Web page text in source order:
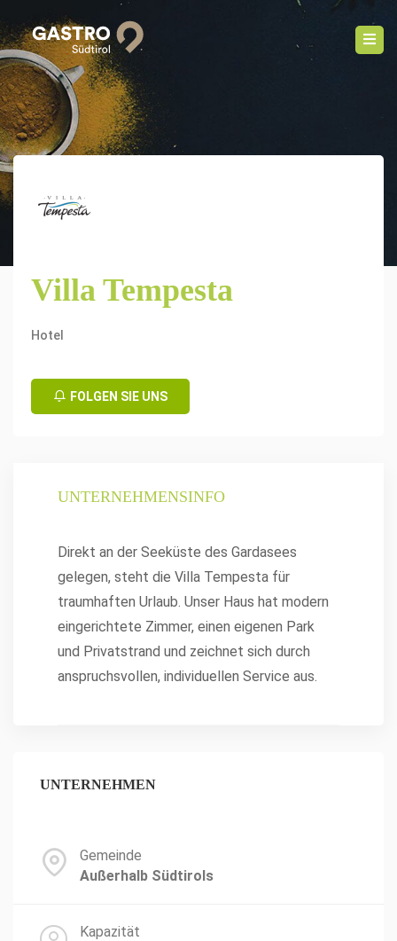
Villa Tempesta
Hotel
FOLGEN SIE UNS
UNTERNEHMENSINFO
Direkt an der Seeküste des Gardasees
gelegen, steht die Villa Tempesta für
traumhaften Urlaub. Unser Haus hat modern
eingerichtete Zimmer, einen eigenen Park
und Privatstrand und zeichnet sich durch
anspruchsvollen, individuellen Service aus.
UNTERNEHMEN
Gemeinde
Außerhalb Südtirols
Kapazität